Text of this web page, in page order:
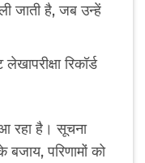
जाती है, जब उन्हें
रिकॉर्ड
आ रहा है। सूचना
बजाय, परिणामों को